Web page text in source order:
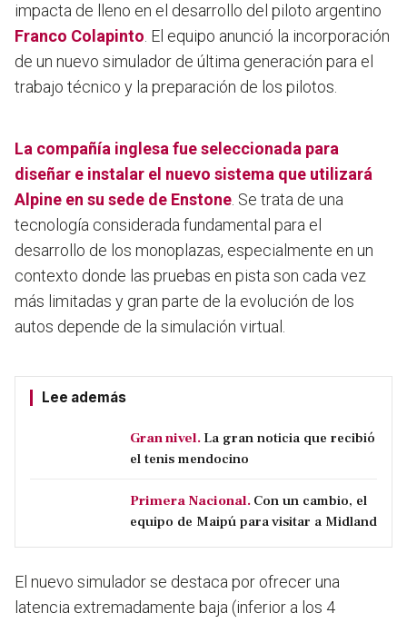
impacta de lleno en el desarrollo del piloto argentino
Franco Colapinto . El equipo anunció la incorporación
de un nuevo simulador de última generación para el
trabajo técnico y la preparación de los pilotos.
La compañía inglesa fue seleccionada para
diseñar e instalar el nuevo sistema que utilizará
Alpine en su sede de Enstone . Se trata de una
tecnología considerada fundamental para el
desarrollo de los monoplazas, especialmente en un
contexto donde las pruebas en pista son cada vez
más limitadas y gran parte de la evolución de los
autos depende de la simulación virtual.
Lee además
Gran nivel. La gran noticia que recibió
el tenis mendocino
Primera Nacional. Con un cambio, el
equipo de Maipú para visitar a Midland
El nuevo simulador se destaca por ofrecer una
latencia extremadamente baja (inferior a los 4